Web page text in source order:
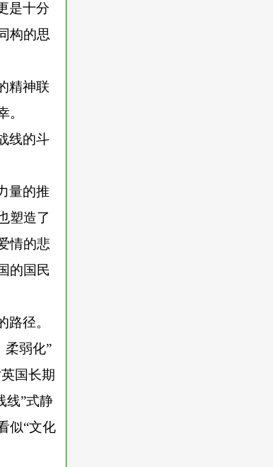
是十分
构的思
精神联
。
线的斗
量的推
塑造了
情的悲
的国民
径。
柔弱化”
国长期
线”式静
似“文化